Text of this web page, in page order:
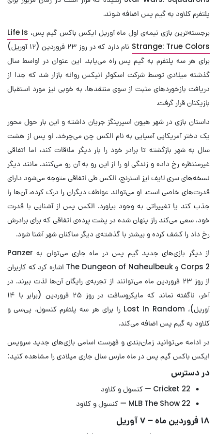
پلتفرم کلاود به گیم پس اضافه شوند.
برجسته‌ترین بازی نیمه‌ی اول ماه آوریل ایکس باکس گیم پس، Life Is
Strange: True Colors
نام دارد که در روز ۲۳ فروردین (۱۲ آوریل)
برای هر سه پلتفرم به گیم پس راه می‌یابد. این عنوان در اواسط سال
گذشته میلادی توسط شرکت اسکوئر انیکس روانه بازار شد که جدا از
دریافت بازخوردهای مثبت از سوی منتقدها، به خوبی نیز مورد استقبال
بازیکنان قرار گرفت.
داستان بازی در شهر هیون اسپرینگز جریان داشته و این بار حول محور
یک دختر آمریکایی آسیایی به نام الکس چن می‌چرخد. او پس از هشت
سال به شهر بازگشته تا برادر خود را بار دیگر ملاقات کند، اما اتفاقی
غیرمنتظره رخ داده و زندگی او را از این رو به آن رو می‌کنند. مانند دیگر
نسخه‌های سری لایف ایز استرنج، الکس طی اتفاقی متوجه می‌شود دارای
قدرت‌های خاصی است. او می‌تواند عواطف دیگران را درک کرده، آن‌ها را
جذب کند یا تغییراتی به وجود بیاورد. الکس پس از آشنایی با قدرت
خود، سعی می‌کند راز پنهان شده در پشت پرده‌ی اتفاقی که برای برادرش
رخ داد را کشف کرده و بیشتر با گذشته‌ی دیگر ساکنان شهر آشنا شود.
از دیگر بازی‌های جدید گیم پس در ماه جاری می‌توان به Panzer
Corps 2 و The Dungeon of Naheulbeuk اشاره کرد که کاربران
از روز ۲۳ فروردین ماه می‌توانند از تجربه‌ی رایگان آن‌ها لذت ببرند. در
آخر، ناگفته نماند که مایکروسافت در روز ۲۵ فروردین (برابر با ۱۴
آوریل)، Lost In Random را برای هر سه پلتفرم کنسول، پی‌سی و
کلاود به گیم پس اضافه می‌کند.
در ادامه می‌توانید زمان‌بندی و فهرست اسامی بازی‌های جدید سرویس
ایکس باکس گیم پس در ماه مارس سال جاری میلادی را مشاهده کنید:
در دسترس
Cricket 22 — کنسول و کلاود
MLB The Show 22 — کنسول و کلاود
۱۸ فروردین ماه – ۷ آوریل